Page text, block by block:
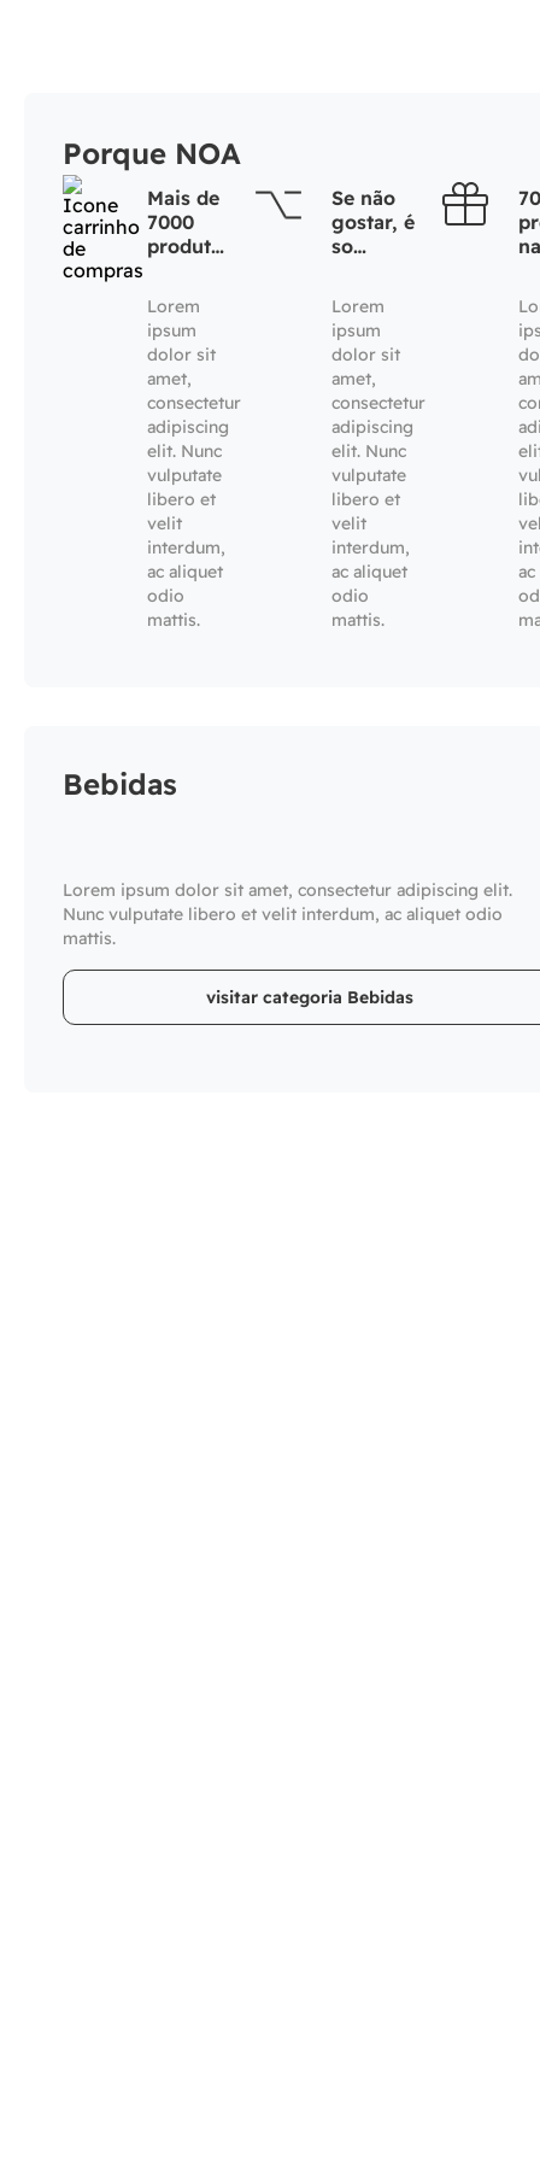
Porque NOA
Mais de
7000
produtos
Lorem
ipsum
dolor sit
amet,
consectetur
adipiscing
elit. Nunc
vulputate
libero et
velit
interdum,
ac aliquet
odio
mattis.
Se não
gostar, é
so
Lorem
ipsum
dolor sit
amet,
consectetur
adipiscing
elit. Nunc
vulputate
libero et
velit
interdum,
ac aliquet
odio
mattis.
Bebidas
Lorem ipsum dolor sit amet, consectetur adipiscing elit.
Nunc vulputate libero et velit interdum, ac aliquet odio
mattis.
visitar categoria Bebidas